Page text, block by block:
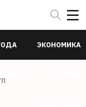
ЭКОНОМИКА